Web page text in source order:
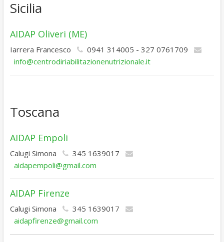
Sicilia
AIDAP Oliveri (ME)
Iarrera Francesco
0941 314005 - 327 0761709
info@centrodiriabilitazionenutrizionale.it
Toscana
AIDAP Empoli
Calugi Simona
345 1639017
aidapempoli@gmail.com
AIDAP Firenze
Calugi Simona
345 1639017
aidapfirenze@gmail.com